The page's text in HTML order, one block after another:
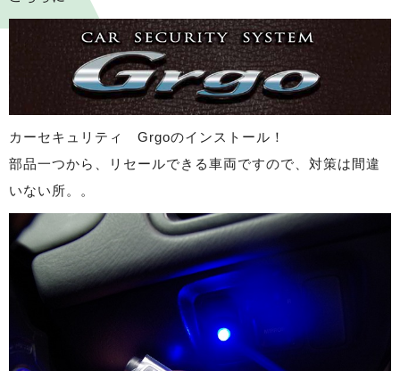
カーセキュリティ Grgoのインストール！
部品一つから、リセールできる車両ですので、対策は間違
いない所。。